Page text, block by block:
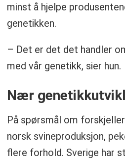
minst å hjelpe
genetikken.
– Det er det det handler
med vår genetikk, sier hun.
Nær
På spørsmål om
norsk svineproduksjon,
flere forhold. Sverige har